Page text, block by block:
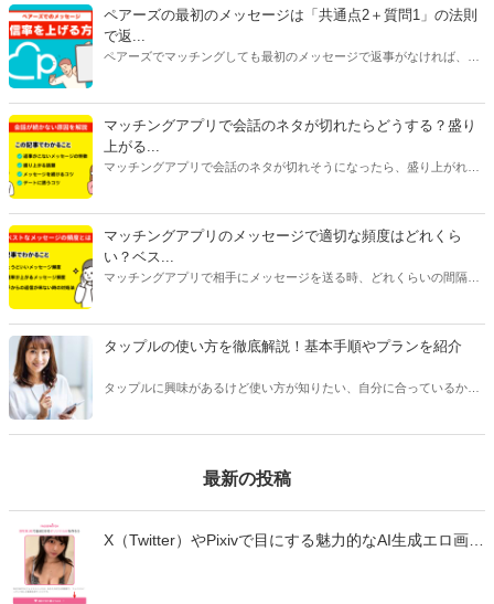
金にも注目してください。特に料金はアプリで異なることが多いで
す。恋活アプリは女性が無料で男性が有料のものが多く、婚活アプリ
は男女ともに料金がかかるものがほとんどです。
ペアーズの最初のメッセージは「共通点2＋質問1」の法則
で返...
ペアーズでマッチングしても最初のメッセージで返事がなければ、会
マッチングアプリで会話のネタが切れたらどうする？盛り
上がる...
マッチングアプリで会話のネタが切れそうになったら、盛り上がれる
る人はぜひ参考にしてみてくださいね。
マッチングアプリのメッセージで適切な頻度はどれくら
い？ベス...
マッチングアプリで相手にメッセージを送る時、どれくらいの間隔や
い回数などをご紹介します。
タップルの使い方を徹底解説！基本手順やプランを紹介
タップルに興味があるけど使い方が知りたい、自分に合っているかわ
最新の投稿
X（Twitter）やPixivで目にする魅力的なAI生成エロ画